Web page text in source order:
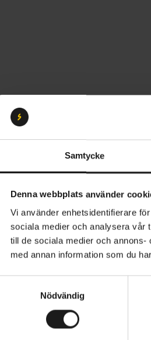
Samtycke
Denna webbplats använder
Vi använder enhetsidentifierare
sociala medier och analysera vår
till de sociala medier och
med annan information som du
Nödvändig
Hestra
polyester/PU-
hudkomfort.
Resår vid
Allmänt
Polyamid